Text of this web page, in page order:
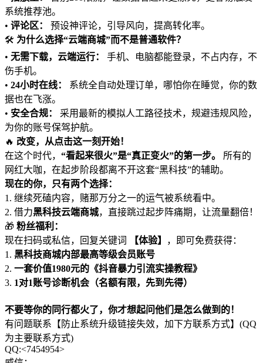
系统推荐池。
• 评论区：
预设神评论，引导风向，提高转化率。
🛠️ 为什么选择“云端商城”而不是普通软件？
• 无需下载，云端运行：
手机、电脑都能登录，不占内存，不
伤手机。
• 24小时在线：
系统全自动处理订单，哪怕你在睡觉，你的数
据也在飞涨。
• 安全合规：
采用最新的模拟人工路径技术，规避违规风险，
为你的账号保驾护航。
🔥 改变，从点击这一刻开始！
在这个时代， “看起来很火”是“真正变火”的第一步。
所有的
网红大咖，在起步阶段都离不开这套“黑科技”的辅助。
现在的你，只有两个选择：
1. 继续死磕内容，赌那万分之一的运气被系统看中。
2. 借力黑科技云端商城，直接跳过起步阵痛期，让流量翻倍！
🎁 粉丝福利：
现在扫码或私信，回复关键词
【体验】
，即可免费获得：
1. 黑科技商城内部最高等级会员账号
2. 一套价值1980元的《抖音暴力引流实操教程》
3. 1对1账号诊断机会（名额有限，先到先得）
不要等你的同行都火了，你才想起问他们是怎么做到的！
有问题联系【防止系统升级链接失效，加下方联系方式】(QQ
为主要联系方式)
QQ:<7454954>